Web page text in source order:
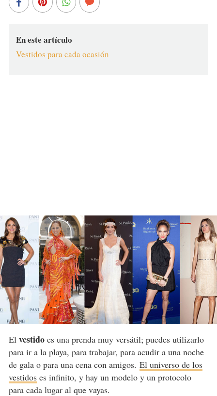
En este artículo
Vestidos para cada ocasión
El vestidoes una prenda muy versátil; puedes utilizarlo
para ir a la playa, para trabajar, para acudir a una noche
de gala o para una cena con amigos. El universo de los
vestidoses infinito, y hay un modelo y un protocolo
para cada lugar al que vayas.